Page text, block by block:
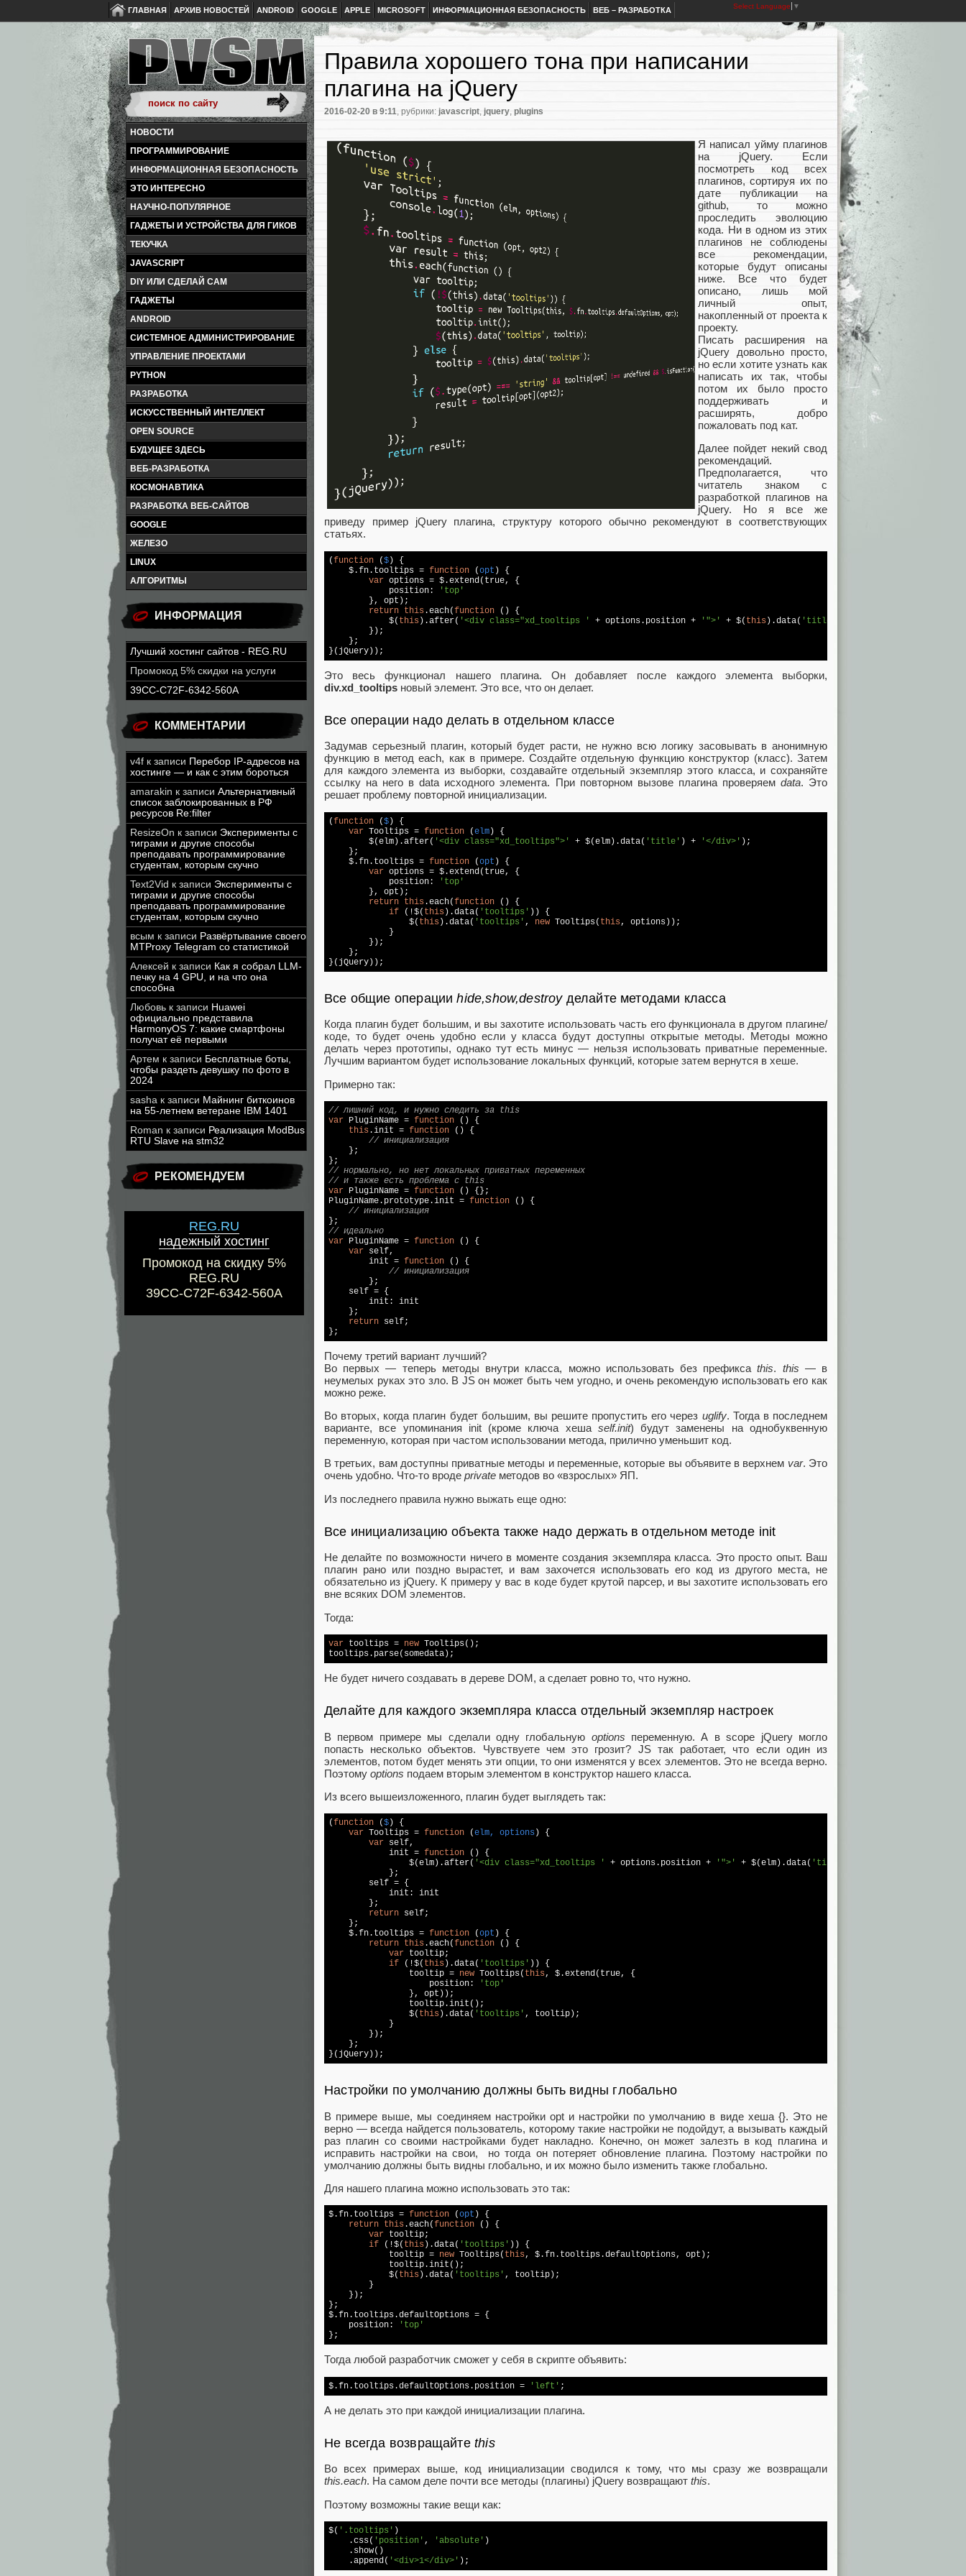
ГЛАВНАЯ АРХИВ НОВОСТЕЙ ANDROID GOOGLE APPLE MICROSOFT ИНФОРМАЦИОННАЯ БЕЗОПАСНОСТЬ ВЕБ – РАЗРАБОТКА Select Language ▼
НОВОСТИ
ПРОГРАММИРОВАНИЕ
ИНФОРМАЦИОННАЯ БЕЗОПАСНОСТЬ
ЭТО ИНТЕРЕСНО
НАУЧНО-ПОПУЛЯРНОЕ
ГАДЖЕТЫ И УСТРОЙСТВА ДЛЯ ГИКОВ
ТЕКУЧКА
JAVASCRIPT
DIY ИЛИ СДЕЛАЙ САМ
ГАДЖЕТЫ
ANDROID
СИСТЕМНОЕ АДМИНИСТРИРОВАНИЕ
УПРАВЛЕНИЕ ПРОЕКТАМИ
PYTHON
РАЗРАБОТКА
ИСКУССТВЕННЫЙ ИНТЕЛЛЕКТ
OPEN SOURCE
БУДУЩЕЕ ЗДЕСЬ
ВЕБ-РАЗРАБОТКА
КОСМОНАВТИКА
РАЗРАБОТКА ВЕБ-САЙТОВ
GOOGLE
ЖЕЛЕЗО
LINUX
АЛГОРИТМЫ
ИНФОРМАЦИЯ
Лучший хостинг сайтов - REG.RU
Промокод 5% скидки на услуги
39CC-C72F-6342-560A
КОММЕНТАРИИ
v4f к записи Перебор IP-адресов на
хостинге — и как с этим бороться
amarakin к записи Альтернативный
список заблокированных в РФ
ресурсов Re:filter
ResizeOn к записи Эксперименты с
тиграми и другие способы
преподавать программирование
студентам, которым скучно
Text2Vid к записи Эксперименты с
тиграми и другие способы
преподавать программирование
студентам, которым скучно
всым к записи Развёртывание своего
MTProxy Telegram со статистикой
Алексей к записи Как я собрал LLM-
печку на 4 GPU, и на что она
способна
Любовь к записи Huawei
официально представила
HarmonyOS 7: какие смартфоны
получат её первыми
Артем к записи Бесплатные боты,
чтобы раздеть девушку по фото в
2024
sasha к записи Майнинг биткоинов
на 55-летнем ветеране IBM 1401
Roman к записи Реализация ModBus
RTU Slave на stm32
РЕКОМЕНДУЕМ
REG.RU
надежный хостинг
Промокод на скидку 5%
REG.RU
39CC-C72F-6342-560A
Правила хорошего тона при написании
плагина на jQuery
2016-02-20 в 9:11, рубрики: javascript, jquery, plugins
Я написал уйму плагинов
на jQuery. Если
посмотреть код всех
плагинов, сортируя их по
дате публикации на
github, то можно
проследить эволюцию
кода. Ни в одном из этих
плагинов не соблюдены
все рекомендации,
которые будут описаны
ниже. Все что будет
описано, лишь мой
личный опыт,
накопленный от проекта к
проекту.
Писать расширения на
jQuery довольно просто,
но если хотите узнать как
написать их так, чтобы
потом их было просто
поддерживать и
расширять, добро
пожаловать под кат.
Далее пойдет некий свод
рекомендаций.
Предполагается, что
читатель знаком с
разработкой плагинов на
jQuery. Но я все же
приведу пример jQuery плагина, структуру которого обычно рекомендуют в соответствующих
статьях.
(function ($) {
    $.fn.tooltips =
function (opt ) {
var options = $.extend( true, {
            position:
'top'
        }, opt);
return this .each(function ( ) {
            $(
this ).after( '<div class="xd_tooltips ' + options.position + '">' + $( this ).data( 'title'
        });
    };
Это весь функционал нашего плагина. Он добавляет после каждого элемента выборки,
div.xd_tooltips новый элемент. Это все, что он делает.
Все операции надо делать в отдельном классе
Задумав серьезный плагин, который будет расти, не нужно всю логику засовывать в анонимную
функцию в метод each, как в примере. Создайте отдельную функцию конструктор (класс). Затем
для каждого элемента из выборки, создавайте отдельный экземпляр этого класса, и сохраняйте
ссылку на него в data исходного элемента. При повторном вызове плагина проверяем data. Это
решает проблему повторной инициализации.
(function ($) {
var Tooltips = function (elm) {
        $(elm).after(
'<div class="xd_tooltips">' + $(elm).data( 'title' ) + '</div>' );
    };
    $.fn.tooltips =
function (opt ) {
var options = $.extend( true, {
            position:
'top'
        }, opt);
return this .each(function ( ) {
if (!$( this ).data( 'tooltips' )) {
                $(
this ).data( 'tooltips' , new Tooltips( this , options));
            }
        });
    };
Все общие операцииhide,show,destroyделайте методами класса
Когда плагин будет большим, и вы захотите использовать часть его функционала в другом плагине/
коде, то будет очень удобно если у класса будут доступны открытые методы. Методы можно
делать через прототипы, однако тут есть минус — нельзя использовать приватные переменные.
Лучшим вариантом будет использование локальных функций, которые затем вернутся в хеше.
Примерно так:
// лишний код, и нужно следить за this
var PluginName = function ( ) {
this .init = function ( ) {
// инициализация
    };
// нормально, но нет локальных приватных переменных
// и также есть проблема с this
var PluginName = function ( ) {};
PluginName.prototype.init = function ( ) {
// инициализация
// идеально
var PluginName = function ( ) {
var self,
        init =
function ( ) {
// инициализация
        };
    self = {
        init: init
    };
return self;
Почему третий вариант лучший?
Во первых — теперь методы внутри класса, можно использовать без префиксаthis. this — в
неумелых руках это зло. В JS он может быть чем угодно, и очень рекомендую использовать его как
можно реже.
Во вторых, когда плагин будет большим, вы решите пропустить его через uglify. Тогда в последнем
варианте, все упоминания init (кроме ключа хеша self.init) будут заменены на однобуквенную
переменную, которая при частом использовании метода, прилично уменьшит код.
В третьих, вам доступны приватные методы и переменные, которые вы объявите в верхнем var. Это
очень удобно. Что-то вроде private методов во «взрослых» ЯП.
Из последнего правила нужно выжать еще одно:
Все инициализацию объекта также надо держать в отдельном методе init
Не делайте по возможности ничего в моменте создания экземпляра класса. Это просто опыт. Ваш
плагин рано или поздно вырастет, и вам захочется использовать его код из другого места, не
обязательно из jQuery. К примеру у вас в коде будет крутой парсер, и вы захотите использовать его
вне всяких DOM элементов.
Тогда:
var tooltips = new Tooltips();
Не будет ничего создавать в дереве DOM, а сделает ровно то, что нужно.
Делайте для каждого экземпляра класса отдельный экземпляр настроек
В первом примере мы сделали одну глобальную options переменную. А в scope jQuery могло
попасть несколько объектов. Чувствуете чем это грозит? JS так работает, что если один из
элементов, потом будет менять эти опции, то они изменятся у всех элементов. Это не всегда верно.
Поэтому options подаем вторым элементом в конструктор нашего класса.
Из всего вышеизложенного, плагин будет выглядеть так:
(function ($ ) {
var Tooltips = function (elm, options ) {
var self,
            init =
function ( ) {
                $(elm).after(
'<div class="xd_tooltips ' + options.position + '">' + $(elm).data( 'title'
            };
        self = {
            init: init
        };
return self;
    };
    $.fn.tooltips =
function (opt ) {
return this .each(function ( ) {
var tooltip;
if (!$( this ).data( 'tooltips' )) {
                tooltip =
new Tooltips( this, $.extend( true, {
                    position:
'top'
                }, opt));
                tooltip.init();
                $(
this ).data( 'tooltips' , tooltip);
            }
        });
    };
Настройки по умолчанию должны быть видны глобально
В примере выше, мы соединяем настройки opt и настройки по умолчанию в виде хеша {}. Это не
верно — всегда найдется пользователь, которому такие настройки не подойдут, а вызывать каждый
раз плагин со своими настройками будет накладно. Конечно, он может залезть в код плагина и
исправить настройки на свои, но тогда он потеряет обновление плагина. Поэтому настройки по
умолчанию должны быть видны глобально, и их можно было изменить также глобально.
Для нашего плагина можно использовать это так:
$.fn.tooltips = function (opt ) {
return this .each(function ( ) {
var tooltip;
if (!$( this ).data( 'tooltips' )) {
            tooltip =
new Tooltips( this, $.fn.tooltips.defaultOptions, opt);
            tooltip.init();
            $(
this ).data( 'tooltips' , tooltip);
        }
    });
};
$.fn.tooltips.defaultOptions = {
    position:
'top'
Тогда любой разработчик сможет у себя в скрипте объявить:
$.fn.tooltips.defaultOptions.position = 'left'
А не делать это при каждой инициализации плагина.
Не всегда возвращайте this
Во всех примерах выше, код инициализации сводился к тому, что мы сразу же возвращали
this.each. На самом деле почти все методы (плагины) jQuery возвращают this.
Поэтому возможны такие вещи как:
$( '.tooltips' )
    .css(
'position' , 'absolute' )
    .show()
    .append(
'<div>1</div>'